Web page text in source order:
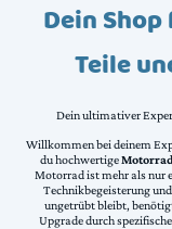
Dein
Teile
Dein ultimativer
Willkommen bei deinem
du hochwertige
Motorrad ist mehr als nur
Technikbegeisterung
ungetrübt bleibt,
Upgrade durch spezifische